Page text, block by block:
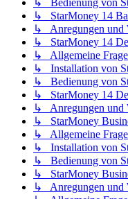
↳ Bedienung von
↳ StarMoney 14
↳ Anregungen und
↳ StarMoney 14
↳ Allgemeine
↳ Installation von
↳ Bedienung von
↳ StarMoney 14
↳ Anregungen und
↳ StarMoney
↳ Allgemeine
↳ Installation von
↳ Bedienung von
↳ StarMoney
↳ Anregungen und